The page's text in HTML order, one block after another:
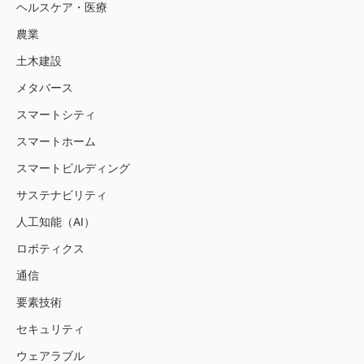
ヘルスケア・医療
農業
土木建設
メタバース
スマートシティ
スマートホーム
スマートビルディング
サステナビリティ
人工知能（AI）
ロボティクス
通信
要素技術
セキュリティ
ウェアラブル